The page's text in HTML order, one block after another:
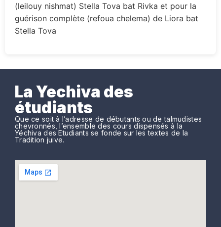
(leilouy nishmat) Stella Tova bat Rivka et pour la
guérison complète (refoua chelema) de Liora bat
Stella Tova
La Yechiva des
étudiants
Que ce soit à l’adresse de débutants ou de talmudistes
chevronnés, l’ensemble des cours dispensés à la
Yéchiva des Etudiants se fonde sur les textes de la
Tradition juive.